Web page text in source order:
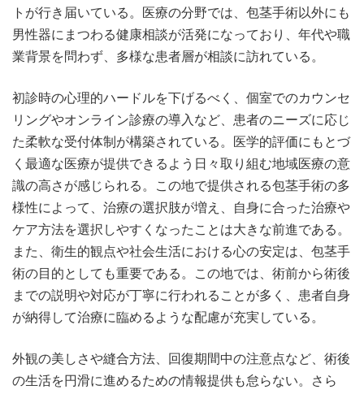
トが行き届いている。医療の分野では、包茎手術以外にも
男性器にまつわる健康相談が活発になっており、年代や職
業背景を問わず、多様な患者層が相談に訪れている。
初診時の心理的ハードルを下げるべく、個室でのカウンセ
リングやオンライン診療の導入など、患者のニーズに応じ
た柔軟な受付体制が構築されている。医学的評価にもとづ
く最適な医療が提供できるよう日々取り組む地域医療の意
識の高さが感じられる。この地で提供される包茎手術の多
様性によって、治療の選択肢が増え、自身に合った治療や
ケア方法を選択しやすくなったことは大きな前進である。
また、衛生的観点や社会生活における心の安定は、包茎手
術の目的としても重要である。この地では、術前から術後
までの説明や対応が丁寧に行われることが多く、患者自身
が納得して治療に臨めるような配慮が充実している。
外観の美しさや縫合方法、回復期間中の注意点など、術後
の生活を円滑に進めるための情報提供も怠らない。さら